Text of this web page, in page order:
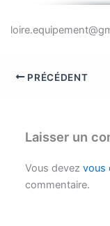
PRÉCÉDENT
Laisser un
Vous devezvous
commentaire.